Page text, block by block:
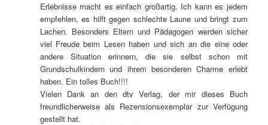
Erlebnisse macht es einfach großartig. Ich kann es jedem
empfehlen, es hilft gegen schlechte Laune und bringt zum
Lachen. Besonders Eltern und Pädagogen werden sicher
viel Freude beim Lesen haben und sich an die eine oder
andere Situation erinnern, die sie selbst schon mit
Grundschulkindern und ihrem besonderen Charme erlebt
haben. Ein tolles Buch!!!!
Vielen Dank an den dtv Verlag, der mir dieses Buch
freundlicherweise als Rezensionsexemplar zur Verfügung
gestellt hat.